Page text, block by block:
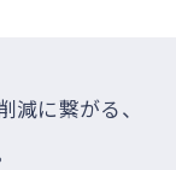
に繋がる、